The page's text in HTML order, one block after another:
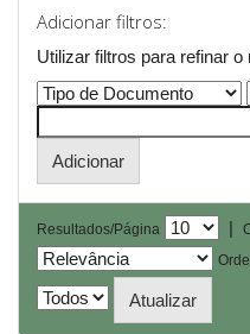
Adicionar filtros:
Utilizar filtros para refinar
Resultados/Página |